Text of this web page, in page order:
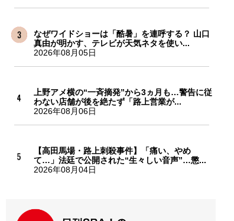
なぜワイドショーは「酷暑」を連呼する？ 山口
真由が明かす、テレビが天気ネタを使い...
2026年08月05日
上野アメ横の“一斉摘発”から3ヵ月も…警告に従
わない店舗が後を絶たず「路上営業が...
2026年08月06日
【高田馬場・路上刺殺事件】「痛い、やめ
て…」法廷で公開された“生々しい音声”…懲...
2026年08月04日